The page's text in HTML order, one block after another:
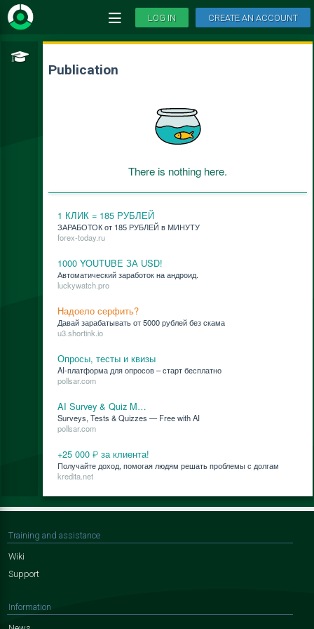
LOG IN CREATE AN ACCOUNT
Publication
There is nothing here.
1 КЛИК = 185 РУБЛЕЙ
ЗАРАБОТОК от 185 РУБЛЕЙ в МИНУТУ
forex-today.ru
1000 YOUTUBE ЗА USD!
Ав­то­ма­ти­че­ский за­ра­бо­ток на ан­дро­ид.
luckywatch.pro
Надоело серфить?
Да­вай за­ра­ба­ты­вать от 5000 руб­лей без ска­ма
u3.shortink.io
Опросы, тесты и квизы
AI-плат­фор­ма для опро­сов – старт бес­плат­но
pollsar.com
AI Survey & Quiz M…
Surveys, Tests & Quizzes — Free with AI
pollsar.com
+25 000 ₽ за клиента!
По­лу­чай­те до­ход, по­мо­гая лю­дям ре­шать про­бле­мы с дол­гам
kredita.net
Training and assistance
Wiki
Support
Information